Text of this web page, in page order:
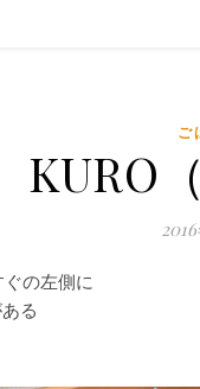
ご
KURO
の左側に
る